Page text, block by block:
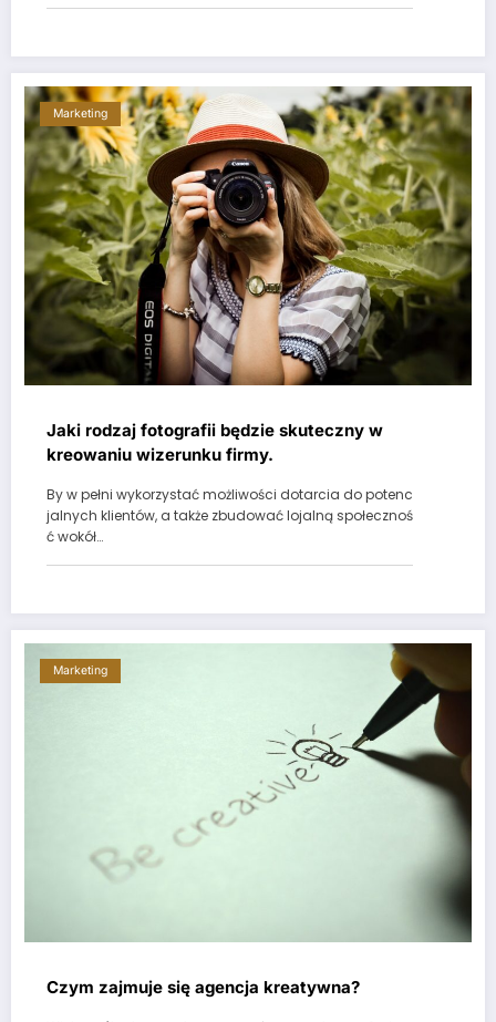
Marketing
Jaki rodzaj fotografii będzie skuteczny w
kreowaniu wizerunku firmy.
By w pełni wykorzystać możliwości dotarcia do potenc
jalnych klientów, a także zbudować lojalną społecznoś
ć wokół…
Marketing
Czym zajmuje się agencja kreatywna?